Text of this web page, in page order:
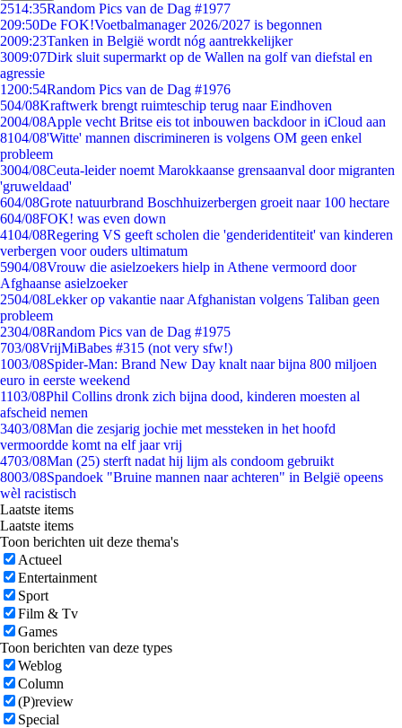
2514:35Random Pics van de Dag #1977
209:50De FOK!Voetbalmanager 2026/2027 is begonnen
2009:23Tanken in België wordt nóg aantrekkelijker
3009:07Dirk sluit supermarkt op de Wallen na golf van diefstal en
agressie
1200:54Random Pics van de Dag #1976
504/08Kraftwerk brengt ruimteschip terug naar Eindhoven
2004/08Apple vecht Britse eis tot inbouwen backdoor in iCloud aan
8104/08'Witte' mannen discrimineren is volgens OM geen enkel
probleem
3004/08Ceuta-leider noemt Marokkaanse grensaanval door migranten
'gruweldaad'
604/08Grote natuurbrand Boschhuizerbergen groeit naar 100 hectare
604/08FOK! was even down
4104/08Regering VS geeft scholen die 'genderidentiteit' van kinderen
verbergen voor ouders ultimatum
5904/08Vrouw die asielzoekers hielp in Athene vermoord door
Afghaanse asielzoeker
2504/08Lekker op vakantie naar Afghanistan volgens Taliban geen
probleem
2304/08Random Pics van de Dag #1975
703/08VrijMiBabes #315 (not very sfw!)
1003/08Spider-Man: Brand New Day knalt naar bijna 800 miljoen
euro in eerste weekend
1103/08Phil Collins dronk zich bijna dood, kinderen moesten al
afscheid nemen
3403/08Man die zesjarig jochie met messteken in het hoofd
vermoordde komt na elf jaar vrij
4703/08Man (25) sterft nadat hij lijm als condoom gebruikt
8003/08Spandoek "Bruine mannen naar achteren" in België opeens
wèl racistisch
Laatste items
Laatste items
Toon berichten uit deze thema's
Actueel
Entertainment
Sport
Film & Tv
Games
Toon berichten van deze types
Weblog
Column
(P)review
Special